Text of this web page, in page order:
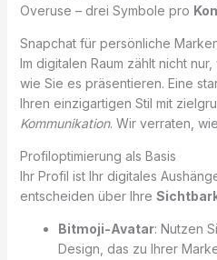
Overuse – drei Symbole pro
Snapchat für persönliche
Im digitalen Raum zählt nicht
wie Sie es präsentieren. Eine
Ihren einzigartigen Stil mit
Kommunikation. Wir verraten,
Profiloptimierung als Basis
Ihr Profil ist Ihr digitales
entscheiden über Ihre
Bitmoji-Avatar: Nutzen
Design, das zu Ihrer